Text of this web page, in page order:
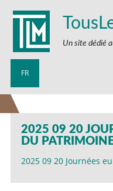
Un site dédié
FR
2025 09 20
DU
2025 09 20 Journées